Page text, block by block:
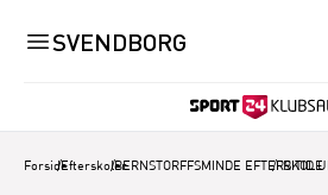
SVENDBORG
Forside
/Efterskoler
/BERNSTORFFSMINDE EFTERSKOLE
/FRITID